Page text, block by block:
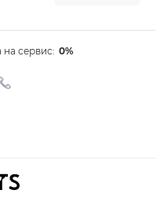
на сервис: 0%